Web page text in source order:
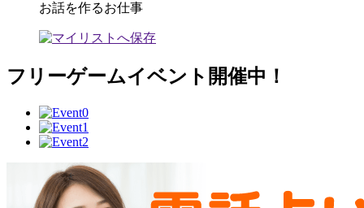
お話を作るお仕事
フリーゲームイベント開催中！